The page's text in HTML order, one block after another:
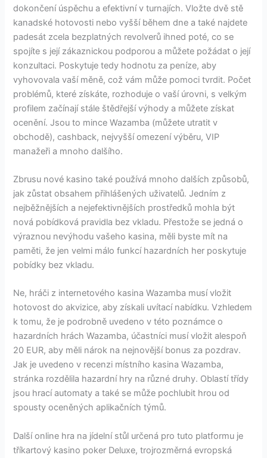
dokončení úspěchu a efektivní v turnajích. Vložte dvě stě
kanadské hotovosti nebo vyšší během dne a také najdete
padesát zcela bezplatných revolverů ihned poté, co se
spojíte s její zákaznickou podporou a můžete požádat o její
konzultaci. Poskytuje tedy hodnotu za peníze, aby
vyhovovala vaší měně, což vám může pomoci tvrdit. Počet
problémů, které získáte, rozhoduje o vaší úrovni, s velkým
profilem začínají stále štědřejší výhody a můžete získat
ocenění. Jsou to mince Wazamba (můžete utratit v
obchodě), cashback, nejvyšší omezení výběru, VIP
manažeři a mnoho dalšího.
Zbrusu nové kasino také používá mnoho dalších způsobů,
jak zůstat obsahem přihlášených uživatelů. Jedním z
nejběžnějších a nejefektivnějších prostředků mohla být
nová pobídková pravidla bez vkladu. Přestože se jedná o
výraznou nevýhodu vašeho kasina, měli byste mít na
paměti, že jen velmi málo funkcí hazardních her poskytuje
pobídky bez vkladu.
Ne, hráči z internetového kasina Wazamba musí vložit
hotovost do akvizice, aby získali uvítací nabídku. Vzhledem
k tomu, že je podrobně uvedeno v této poznámce o
hazardních hrách Wazamba, účastníci musí vložit alespoň
20 EUR, aby měli nárok na nejnovější bonus za pozdrav.
Jak je uvedeno v recenzi místního kasina Wazamba,
stránka rozdělila hazardní hry na různé druhy. Oblastí třídy
jsou hrací automaty a také se může pochlubit hrou od
spousty oceněných aplikačních týmů.
Další online hra na jídelní stůl určená pro tuto platformu je
tříkartový kasino poker Deluxe, trojrozměrná evropská